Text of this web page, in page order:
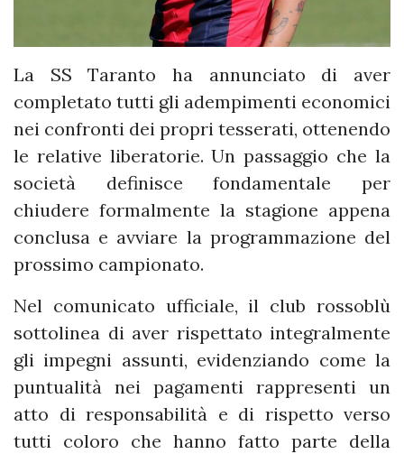
La SS Taranto ha annunciato di aver
completato tutti gli adempimenti economici
nei confronti dei propri tesserati, ottenendo
le relative liberatorie. Un passaggio che la
società definisce fondamentale per
chiudere formalmente la stagione appena
conclusa e avviare la programmazione del
prossimo campionato.
Nel comunicato ufficiale, il club rossoblù
sottolinea di aver rispettato integralmente
gli impegni assunti, evidenziando come la
puntualità nei pagamenti rappresenti un
atto di responsabilità e di rispetto verso
tutti coloro che hanno fatto parte della